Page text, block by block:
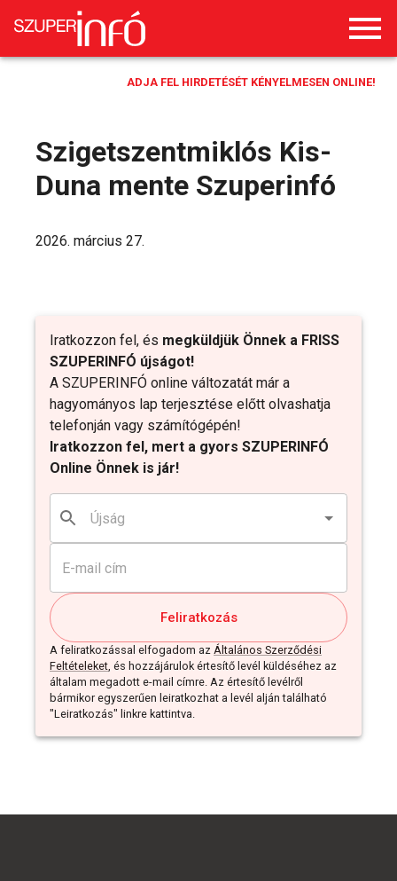
ADJA FEL HIRDETÉSÉT KÉNYELMESEN ONLINE!
Szigetszentmiklós Kis-
Duna mente Szuperinfó
Iratkozzon fel, és megküldjük Önnek a FRISS
SZUPERINFÓ újságot!
A SZUPERINFÓ online változatát már a
hagyományos lap terjesztése előtt olvashatja
telefonján vagy számítógépén!
Iratkozzon fel, mert a gyors SZUPERINFÓ
Online Önnek is jár!
Feliratkozás
A feliratkozással elfogadom az Általános Szerződési
Feltételeket, és hozzájárulok értesítő levél küldéséhez az
általam megadott e-mail címre. Az értesítő levélről
bármikor egyszerűen leiratkozhat a levél alján található
"Leiratkozás" linkre kattintva.
2026. március 27.